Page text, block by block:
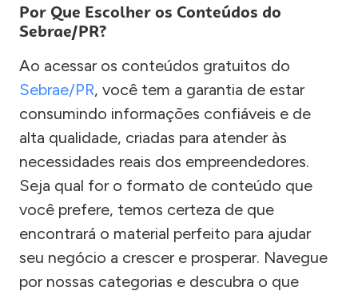
Por Que Escolher os Conteúdos do
Sebrae/PR?
Ao acessar os conteúdos gratuitos do
Sebrae/PR, você tem a garantia de estar
consumindo informações confiáveis e de
alta qualidade, criadas para atender às
necessidades reais dos empreendedores.
Seja qual for o formato de conteúdo que
você prefere, temos certeza de que
encontrará o material perfeito para ajudar
seu negócio a crescer e prosperar. Navegue
por nossas categorias e descubra o que